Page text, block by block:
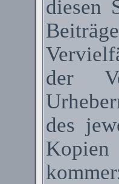
diesen
der
des